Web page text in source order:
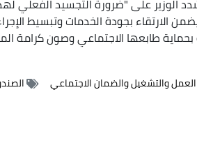
يضمن الارتقاء بجودة الخدمات وتبسيط
بحماية طابعها الاجتماعي وصون كرامة
العمل والتشغيل والضمان الاجتماعي